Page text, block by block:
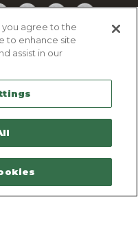
PinterestInstagramLinkedInTikTok
des cookies
you agree to the
to enhance site
assist in our